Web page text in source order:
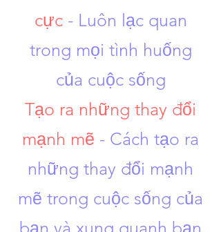
cực - Luôn lạc quan
trong mọi tình huống
của cuộc sống
Tạo ra những thay đổi
mạnh mẽ - Cách tạo ra
những thay đổi mạnh
mẽ trong cuộc sống của
bạn và xung quanh bạn